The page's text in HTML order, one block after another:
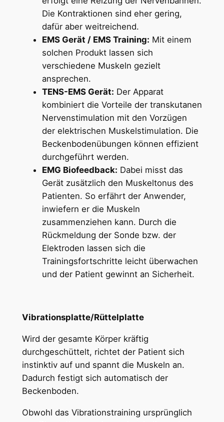
Die Kontraktionen sind eher gering,
dafür aber weitreichend.
EMS Gerät / EMS Training: Mit einem
solchen Produkt lassen sich
verschiedene Muskeln gezielt
ansprechen.
TENS-EMS Gerät: Der Apparat
kombiniert die Vorteile der transkutanen
Nervenstimulation mit den Vorzügen
der elektrischen Muskelstimulation. Die
Beckenbodenübungen können effizient
durchgeführt werden.
EMG Biofeedback: Dabei misst das
Gerät zusätzlich den Muskeltonus des
Patienten. So erfährt der Anwender,
inwiefern er die Muskeln
zusammenziehen kann. Durch die
Rückmeldung der Sonde bzw. der
Elektroden lassen sich die
Trainingsfortschritte leicht überwachen
und der Patient gewinnt an Sicherheit.
Vibrationsplatte/Rüttelplatte
Wird der gesamte Körper kräftig
durchgeschüttelt, richtet der Patient sich
instinktiv auf und spannt die Muskeln an.
Dadurch festigt sich automatisch der
Beckenboden.
Obwohl das Vibrationstraining ursprünglich